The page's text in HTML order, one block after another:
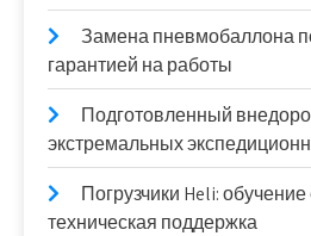
Замена пневмобаллона
гарантией на работы
Подготовленный
экстремальных
Погрузчики Heli:
техническая поддержка